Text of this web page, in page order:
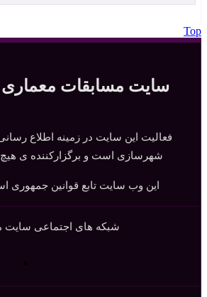
Top
سایت مسابقات
فعالیت این سایت در زمینه اطلاع
شهرسازی است و برگزارکننده ی
این وب سایت تابع قوانین جمهوری
شبکه های اجتماعی سایت